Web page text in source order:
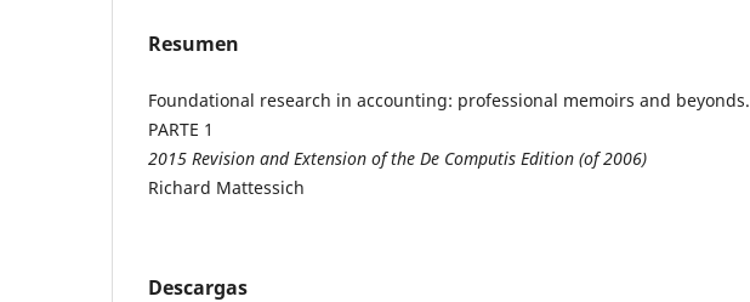
Resumen
Foundational research in accounting: professional memoirs and beyonds.
PARTE 1
2015 Revision and Extension of the De Computis Edition (of 2006)
Richard Mattessich
Descargas